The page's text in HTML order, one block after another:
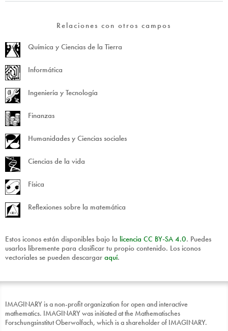
Relaciones con otros campos
Química y Ciencias de la Tierra
Informática
Ingeniería y Tecnología
Finanzas
Humanidades y Ciencias sociales
Ciencias de la vida
Física
Reflexiones sobre la matemática
Estos iconos están disponibles bajo la licencia CC BY-SA 4.0. Puedes
usarlos libremente para clasificar tu propio contenido. Los iconos
vectoriales se pueden descargar aquí.
IMAGINARY is a non-profit organization for open and interactive
mathematics. IMAGINARY was initiated at the Mathematisches
Forschungsinstitut Oberwolfach, which is a shareholder of IMAGINARY.